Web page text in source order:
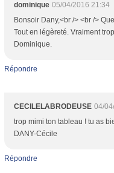
dominique 05/04/2016 21:34
Bonsoir Dany,<br /> <br />
Tout en légèreté. Vraiment
Dominique.
Répondre
CECILELABRODEUSE 04/
trop mimi ton tableau ! tu as
DANY-Cécile
Répondre